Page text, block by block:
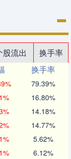
股流出
换手率
换手率
79.39%
16.80%
14.18%
14.77%
5.62%
6.12%